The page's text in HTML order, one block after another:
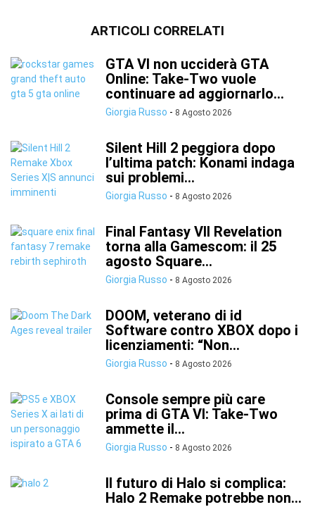
ARTICOLI CORRELATI
GTA VI non ucciderà GTA
Online: Take-Two vuole
continuare ad aggiornarlo...
Giorgia Russo - 8 Agosto 2026
Silent Hill 2 peggiora dopo
l’ultima patch: Konami indaga
sui problemi...
Giorgia Russo - 8 Agosto 2026
Final Fantasy VII Revelation
torna alla Gamescom: il 25
agosto Square...
Giorgia Russo - 8 Agosto 2026
DOOM, veterano di id
Software contro XBOX dopo i
licenziamenti: “Non...
Giorgia Russo - 8 Agosto 2026
Console sempre più care
prima di GTA VI: Take-Two
ammette il...
Giorgia Russo - 8 Agosto 2026
Il futuro di Halo si complica:
Halo 2 Remake potrebbe non...